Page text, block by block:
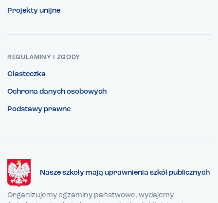
Projekty unijne
REGULAMINY I ZGODY
Ciasteczka
Ochrona danych osobowych
Podstawy prawne
Nasze szkoły mają uprawnienia szkół publicznych
Organizujemy egzaminy państwowe, wydajemy